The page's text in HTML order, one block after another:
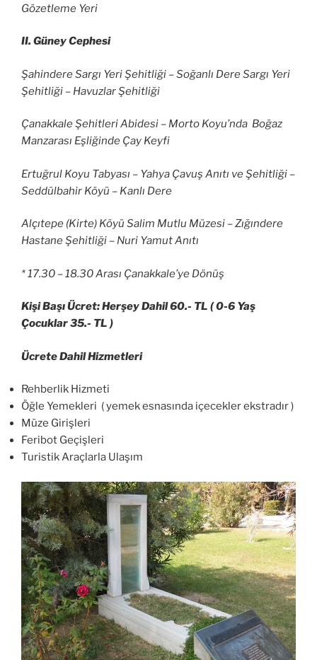
Gözetleme Yeri
II. Güney Cephesi
Şahindere Sargı Yeri Şehitliği – Soğanlı Dere Sargı Yeri
Şehitliği – Havuzlar Şehitliği
Çanakkale Şehitleri Abidesi – Morto Koyu’nda Boğaz
Manzarası Eşliğinde Çay Keyfi
Ertuğrul Koyu Tabyası – Yahya Çavuş Anıtı ve Şehitliği –
Seddülbahir Köyü – Kanlı Dere
Alçıtepe (Kirte) Köyü Salim Mutlu Müzesi – Zığındere
Hastane Şehitliği – Nuri Yamut Anıtı
* 17.30 – 18.30 Arası Çanakkale’ye Dönüş
Kişi Başı Ücret: Herşey Dahil 60.- TL ( 0-6 Yaş
Çocuklar 35.- TL )
Ücrete Dahil Hizmetleri
Rehberlik Hizmeti
Öğle Yemekleri ( yemek esnasında içecekler ekstradır )
Müze Girişleri
Feribot Geçişleri
Turistik Araçlarla Ulaşım